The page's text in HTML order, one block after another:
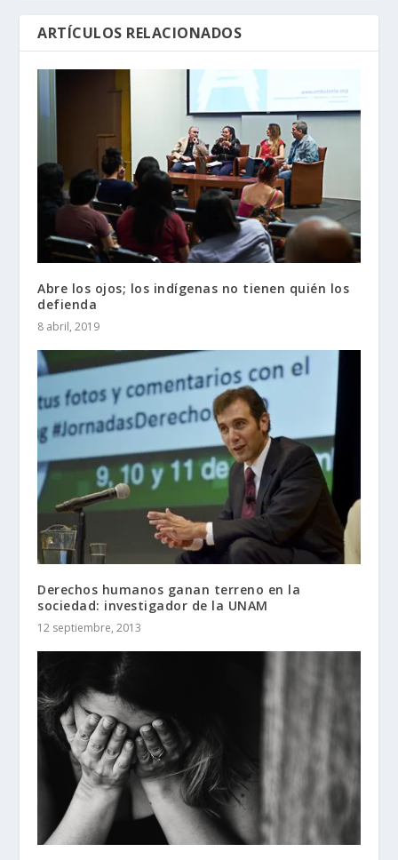
ARTÍCULOS RELACIONADOS
Abre los ojos; los indígenas no tienen quién los
defienda
8 abril, 2019
Derechos humanos ganan terreno en la
sociedad: investigador de la UNAM
12 septiembre, 2013